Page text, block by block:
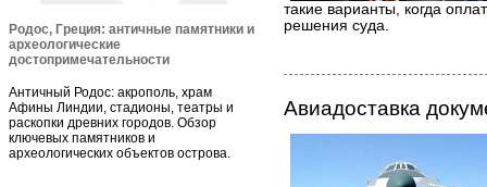
Родос, Греция: античные памятники и
археологические
достопримечательности
Античный Родос: акрополь, храм
Афины Линдии, стадионы, театры и
раскопки древних городов. Обзор
ключевых памятников и
археологических объектов острова.
такие варианты, когда
решения суда.
Авиадоставка